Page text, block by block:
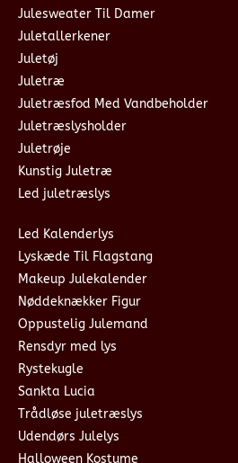
Julesweater Til Damer
Juletallerkener
Juletøj
Juletræ
Juletræsfod Med Vandbeholder
Juletræslysholder
Juletrøje
Kunstig Juletræ
Led juletræslys
Led Kalenderlys
Lyskæde Til Flagstang
Makeup Julekalender
Nøddeknækker Figur
Oppustelig Julemand
Rensdyr med lys
Rystekugle
Sankta Lucia
Trådløse juletræslys
Udendørs Julelys
Halloween Kostume